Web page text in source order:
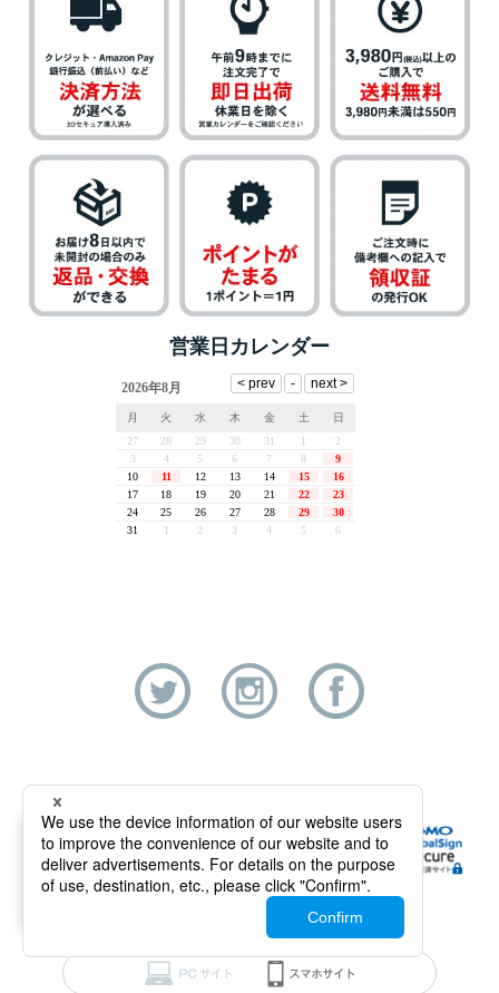
営業日カレンダー
セキュリティについて
ロジテックダイレクトはグローバルサインの認証を
取得しております。
－ ×